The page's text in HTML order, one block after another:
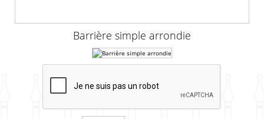
Barrière simple arrondie